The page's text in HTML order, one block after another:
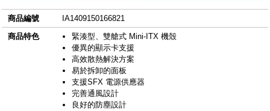
商品編號
IA1409150166821
商品特色
緊湊型、雙艙式 Mini-ITX 機殼
優異的顯示卡支援
高效散熱解決方案
易於拆卸的面板
支援SFX 電源供應器
完善通風設計
良好的防塵設計